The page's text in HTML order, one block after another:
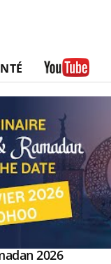
2026Youtube